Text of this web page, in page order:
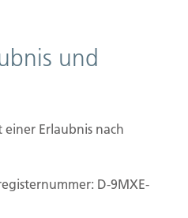
und
Erlaubnis nach
D-9MXE-